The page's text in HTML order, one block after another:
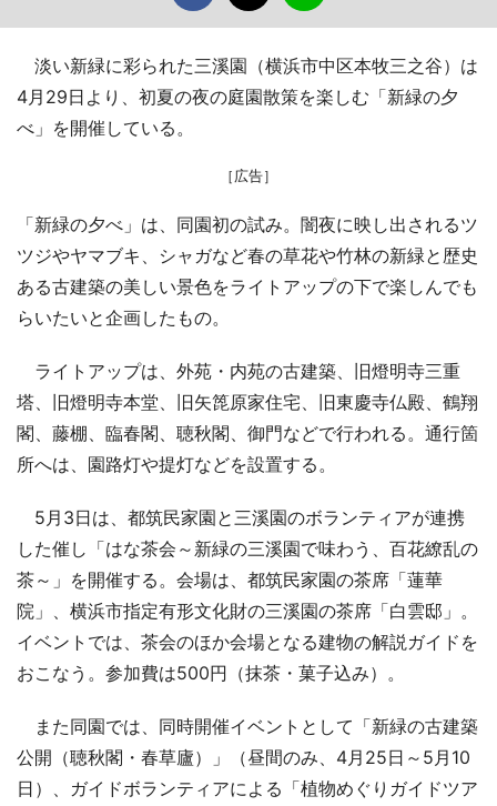
淡い新緑に彩られた三溪園（横浜市中区本牧三之谷）は
4月29日より、初夏の夜の庭園散策を楽しむ「新緑の夕
べ」を開催している。
［広告］
「新緑の夕べ」は、同園初の試み。闇夜に映し出されるツ
ツジやヤマブキ、シャガなど春の草花や竹林の新緑と歴史
ある古建築の美しい景色をライトアップの下で楽しんでも
らいたいと企画したもの。
ライトアップは、外苑・内苑の古建築、旧燈明寺三重
塔、旧燈明寺本堂、旧矢箆原家住宅、旧東慶寺仏殿、鶴翔
閣、藤棚、臨春閣、聴秋閣、御門などで行われる。通行箇
所へは、園路灯や提灯などを設置する。
5月3日は、都筑民家園と三溪園のボランティアが連携
した催し「はな茶会～新緑の三溪園で味わう、百花繚乱の
茶～」を開催する。会場は、都筑民家園の茶席「蓮華
院」、横浜市指定有形文化財の三溪園の茶席「白雲邸」。
イベントでは、茶会のほか会場となる建物の解説ガイドを
おこなう。参加費は500円（抹茶・菓子込み）。
また同園では、同時開催イベントとして「新緑の古建築
公開（聴秋閣・春草廬）」（昼間のみ、4月25日～5月10
日）、ガイドボランティアによる「植物めぐりガイドツア